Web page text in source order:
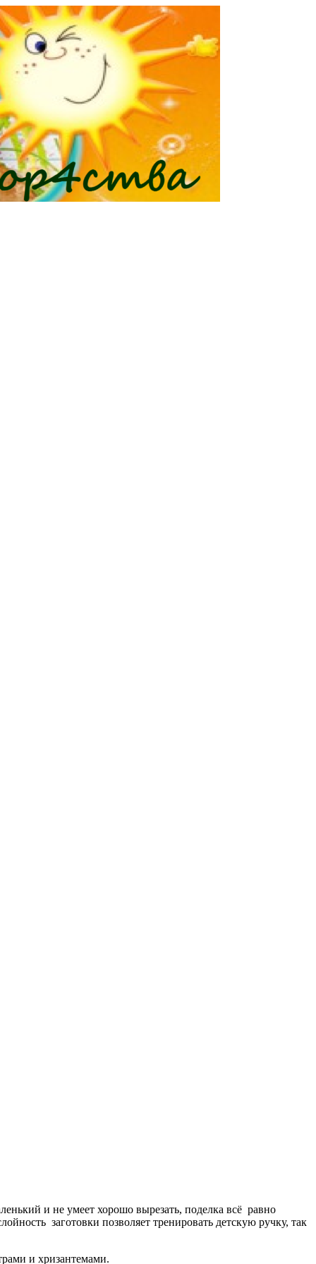
и не умеет хорошо вырезать, поделка всё равно
заготовки позволяет тренировать детскую ручку, так
и хризантемами.